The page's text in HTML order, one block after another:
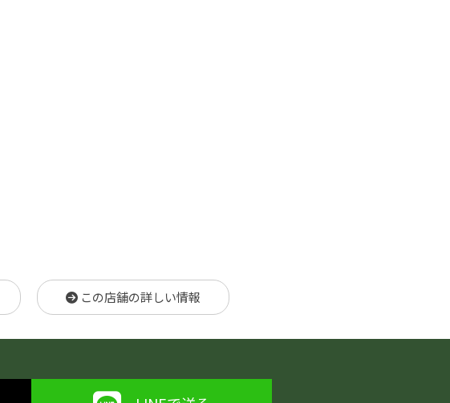
この店舗の詳しい情報